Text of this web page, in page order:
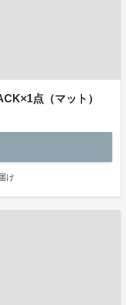
点（マット）
け